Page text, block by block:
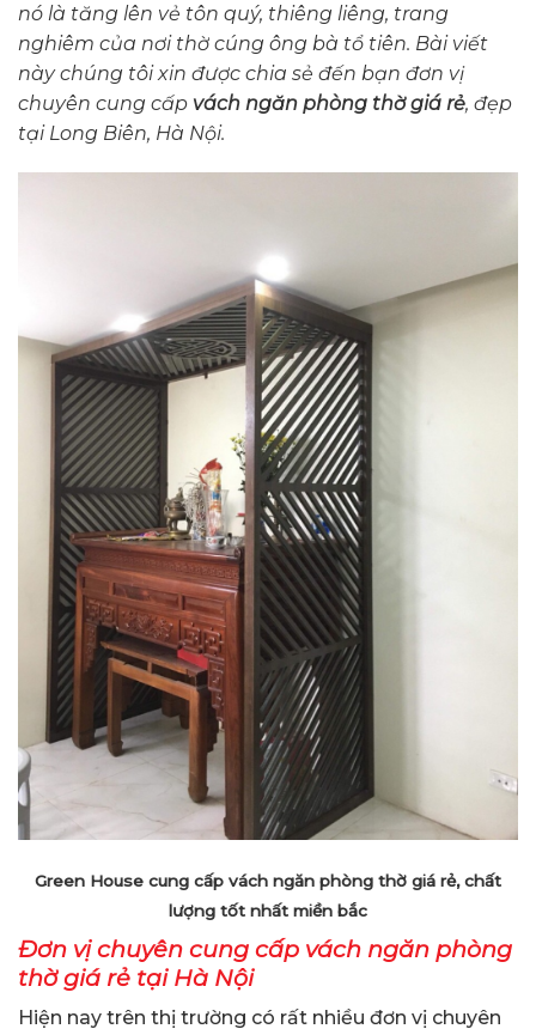
nó là tăng lên vẻ tôn quý, thiêng liêng, trang
nghiêm của nơi thờ cúng ông bà tổ tiên. Bài viết
này chúng tôi xin được chia sẻ đến bạn đơn vị
chuyên cung cấp vách ngăn phòng thờ giá rẻ, đẹp
tại Long Biên, Hà Nội.
Green House cung cấp vách ngăn phòng thờ giá rẻ, chất
lượng tốt nhất miền bắc
Đơn vị chuyên cung cấp vách ngăn phòng
thờ giá rẻ tại Hà Nội
Hiện nay trên thị trường có rất nhiều đơn vị chuyên